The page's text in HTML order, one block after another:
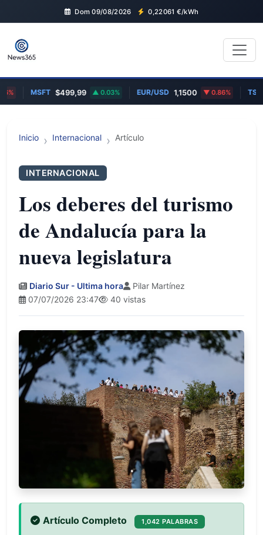
Dom 09/08/2026 0,22061 €/kWh
MSFT $499,99 0.03% EUR/USD 1,1500 0.86% TSLA
Inicio Internacional Artículo
INTERNACIONAL
Los deberes del turismo
de Andalucía para la
nueva legislatura
Diario Sur - Ultima hora
Pilar Martínez
07/07/2026 23:47
40 vistas
Artículo Completo 1,042 PALABRAS